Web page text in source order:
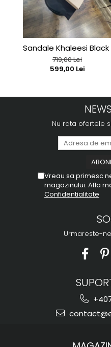
Sandale Khaleesi
719,00 Lei
599,00 Lei
Nu rata ofertele
Vreau sa primesc
magazinului. Afla
Confidentialitate
Urmareste-